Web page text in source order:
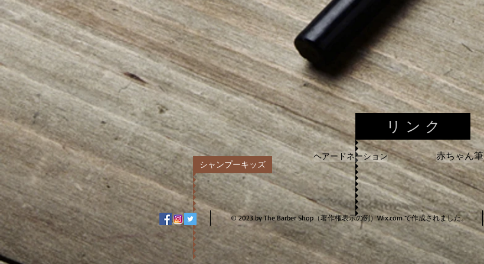
リ ン ク
シャンプーキッズ
ヘアードネーション 赤ちゃん筆
© 2023 by The Barber Shop（著作権表示の例）Wix.comで作成されました。